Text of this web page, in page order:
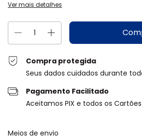
Ver mais detalhes
Compra protegida
Seus dados cuidados durante
Pagamento Facilitado
Aceitamos PIX e todos os
Entregas para o CEP:
Meios de envio